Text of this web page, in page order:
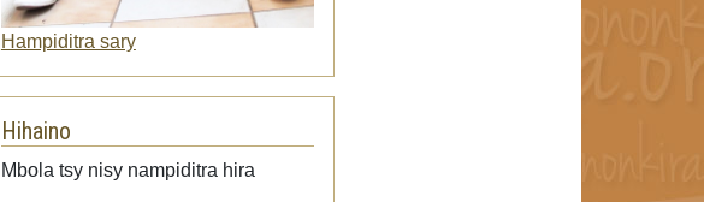
Hampiditra sary
Hihaino
Mbola tsy nisy nampiditra hira